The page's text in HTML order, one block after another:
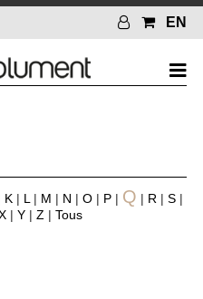
EN
K | L | M | N | O | P | Q | R | S |
| Y | Z | Tous